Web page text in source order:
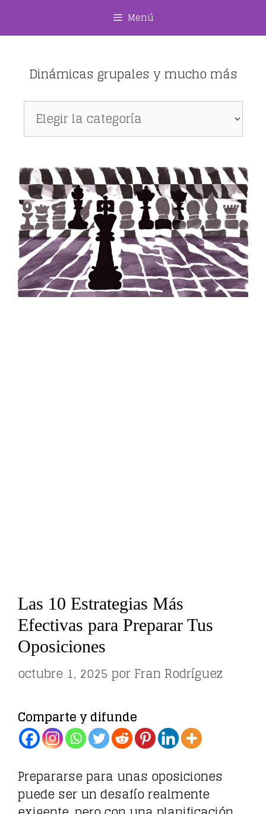
Menú
Dinámicas grupales y mucho más
Dinámicas
grupales
mucho
más
Las 10 Estrategias Más
Efectivas para Preparar Tus
Oposiciones
octubre 1, 2025 porFran Rodríguez
Comparte y difunde
Prepararse para unas oposiciones
puede ser un desafío realmente